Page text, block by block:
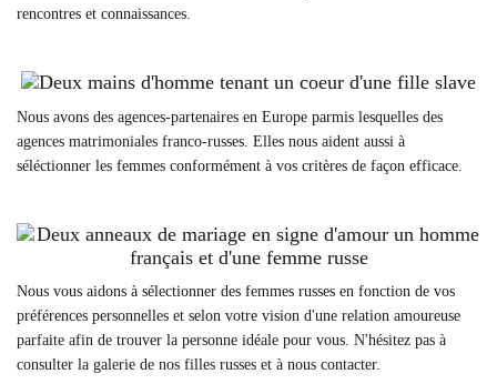
rencontres et connaissances.
Nous avons des agences-partenaires en Europe parmis lesquelles des
agences matrimoniales franco-russes. Elles nous aident aussi à
séléctionner les femmes conformément à vos critères de façon efficace.
Nous vous aidons à sélectionner des femmes russes en fonction de vos
préférences personnelles et selon votre vision d'une relation amoureuse
parfaite afin de trouver la personne idéale pour vous. N'hésitez pas à
consulter la galerie de nos filles russes et à nous contacter.